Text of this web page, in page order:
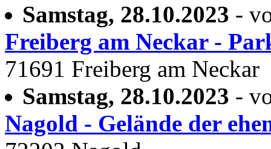
Samstag, 28.10.2023 -
Freiberg am Neckar -
71691 Freiberg am Neckar
Samstag, 28.10.2023 -
Nagold - Gelände der